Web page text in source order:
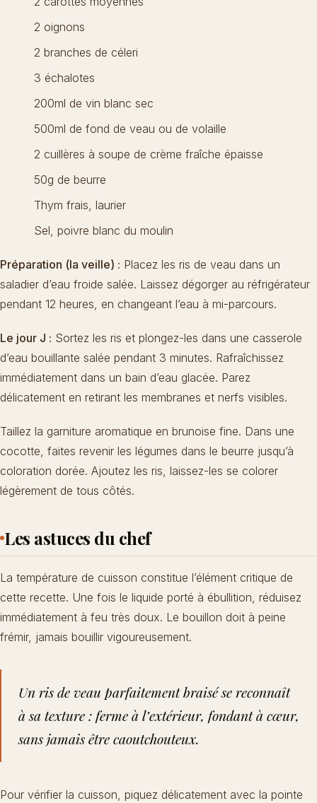
2 oignons
2 branches de céleri
3 échalotes
200ml de vin blanc sec
500ml de fond de veau ou de volaille
2 cuillères à soupe de crème fraîche épaisse
50g de beurre
Thym frais, laurier
Sel, poivre blanc du moulin
Préparation (la veille) : Placez les ris de veau dans un
saladier d’eau froide salée. Laissez dégorger au réfrigérateur
pendant 12 heures, en changeant l’eau à mi-parcours.
Le jour J : Sortez les ris et plongez-les dans une casserole
d’eau bouillante salée pendant 3 minutes. Rafraîchissez
immédiatement dans un bain d’eau glacée. Parez
délicatement en retirant les membranes et nerfs visibles.
Taillez la garniture aromatique en brunoise fine. Dans une
cocotte, faites revenir les légumes dans le beurre jusqu’à
coloration dorée. Ajoutez les ris, laissez-les se colorer
légèrement de tous côtés.
Les astuces du chef
La température de cuisson constitue l’élément critique de
cette recette. Une fois le liquide porté à ébullition, réduisez
immédiatement à feu très doux. Le bouillon doit à peine
frémir, jamais bouillir vigoureusement.
Un ris de veau parfaitement braisé se reconnaît
à sa texture : ferme à l’extérieur, fondant à cœur,
sans jamais être caoutchouteux.
Pour vérifier la cuisson, piquez délicatement avec la pointe